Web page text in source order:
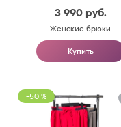
3 990 руб.
Женские брюки
Купить
-50 %